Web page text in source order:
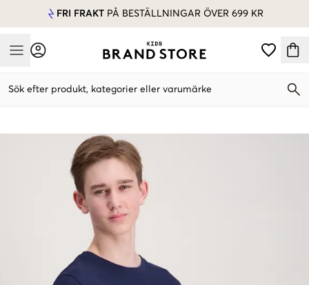
FRI FRAKT PÅ BESTÄLLNINGAR ÖVER 699 KR
Mobile Menu
Sök efter produkt, kategorier eller varumärke